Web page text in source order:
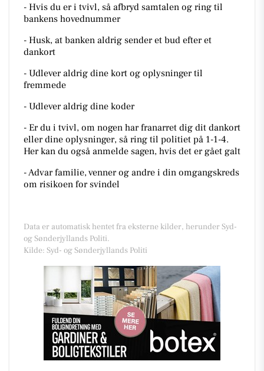
- Hvis du er i tvivl, så afbryd samtalen og ring til
bankens hovednummer
- Husk, at banken aldrig sender et bud efter et
dankort
- Udlever aldrig dine kort og oplysninger til
fremmede
- Udlever aldrig dine koder
- Er du i tvivl, om nogen har franarret dig dit dankort
eller dine oplysninger, så ring til politiet på 1-1-4.
Her kan du også anmelde sagen, hvis det er gået galt
- Advar familie, venner og andre i din omgangskreds
om risikoen for svindel
Data er automatisk hentet fra eksterne kilder, herunder Syd-
og Sønderjyllands Politi.
Kilde: Syd- og Sønderjyllands Politi